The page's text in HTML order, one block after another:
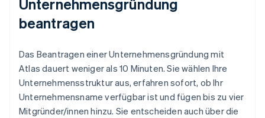
Unternehmensgründung
beantragen
Das Beantragen einer Unternehmensgründung mit
Atlas dauert weniger als 10 Minuten. Sie wählen Ihre
Unternehmensstruktur aus, erfahren sofort, ob Ihr
Unternehmensname verfügbar ist und fügen bis zu vier
Mitgründer/innen hinzu. Sie entscheiden auch über die